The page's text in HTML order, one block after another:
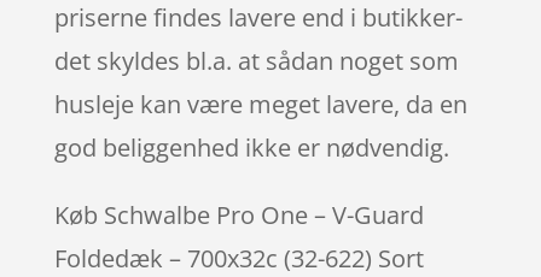
priserne findes lavere end i butikker-
det skyldes bl.a. at sådan noget som
husleje kan være meget lavere, da en
god beliggenhed ikke er nødvendig.
Køb Schwalbe Pro One – V-Guard
Foldedæk – 700x32c (32-622) Sort